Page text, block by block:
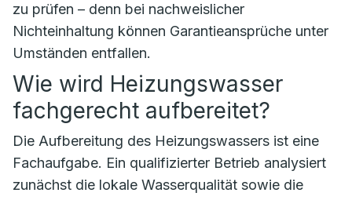
zu prüfen – denn bei nachweislicher
Nichteinhaltung können Garantieansprüche unter
Umständen entfallen.
Wie wird Heizungswasser
fachgerecht aufbereitet?
Die Aufbereitung des Heizungswassers ist eine
Fachaufgabe. Ein qualifizierter Betrieb analysiert
zunächst die lokale Wasserqualität sowie die